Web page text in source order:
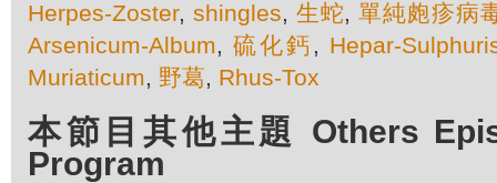
Herpes-Zoster, shingles, 生蛇,單純皰疹病
Arsenicum-Album, 硫化鈣 , Hepar-
Muriaticum, 野葛, Rhus-Tox
本節目其他主題 Others
Program